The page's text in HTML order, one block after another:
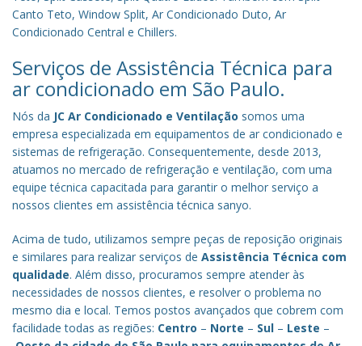
Canto Teto, Window Split, Ar Condicionado Duto, Ar
Condicionado Central e Chillers.
Serviços de Assistência Técnica para
ar condicionado em São Paulo.
Nós da JC Ar Condicionado e Ventilação somos uma
empresa especializada em equipamentos de ar condicionado e
sistemas de refrigeração. Consequentemente, desde 2013,
atuamos no mercado de refrigeração e ventilação, com uma
equipe técnica capacitada para garantir o melhor serviço a
nossos clientes em assistência técnica sanyo.
Acima de tudo, utilizamos sempre peças de reposição originais
e similares para realizar serviços de Assistência Técnica com
qualidade. Além disso, procuramos sempre atender às
necessidades de nossos clientes, e resolver o problema no
mesmo dia e local. Temos postos avançados que cobrem com
facilidade todas as regiões: Centro – Norte – Sul – Leste –